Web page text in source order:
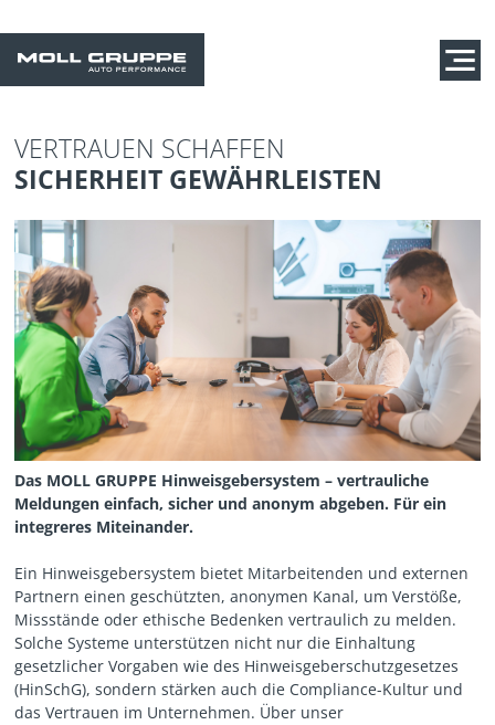
VERTRAUEN SCHAFFEN
SICHERHEIT GEWÄHRLEISTEN
Das MOLL GRUPPE Hinweisgebersystem – vertrauliche
Meldungen einfach, sicher und anonym abgeben. Für ein
integreres Miteinander.
Ein Hinweisgebersystem bietet Mitarbeitenden und externen
Partnern einen geschützten, anonymen Kanal, um Verstöße,
Missstände oder ethische Bedenken vertraulich zu melden.
Solche Systeme unterstützen nicht nur die Einhaltung
gesetzlicher Vorgaben wie des Hinweisgeberschutzgesetzes
(HinSchG), sondern stärken auch die Compliance-Kultur und
das Vertrauen im Unternehmen. Über unser